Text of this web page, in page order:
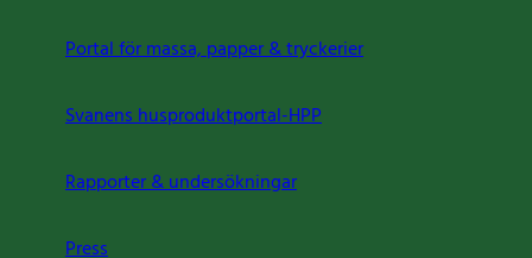
Portal för massa, papper & tryckerier
Svanens husproduktportal-HPP
Rapporter & undersökningar
Press